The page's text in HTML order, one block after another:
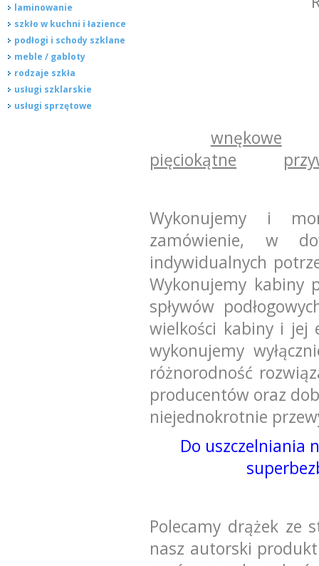
laminowanie
szkło w kuchni i łazience
podłogi i schody szklane
meble / gabloty
rodzaje szkła
usługi szklarskie
usługi sprzętowe
wnękowe
pięciokątne
Wykonujemy i
zamówienie, w
indywidualnych
Wykonujemy kabiny
spływów
wielkości kabiny i jej
wykonujemy
różnorodność
producentów oraz
niejednokrotnie
Do uszczelniania
Polecamy drążek ze
nasz autorski